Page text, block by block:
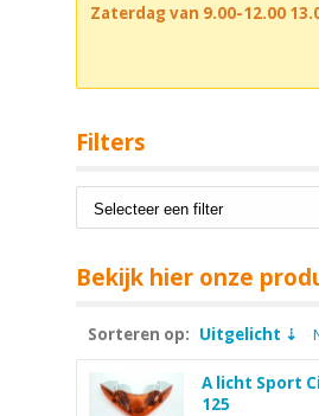
Zaterdag van 9.00-12.00
Filters
Bekijk hier onze
Sorteren op: Uitgelicht
A licht Sport
125